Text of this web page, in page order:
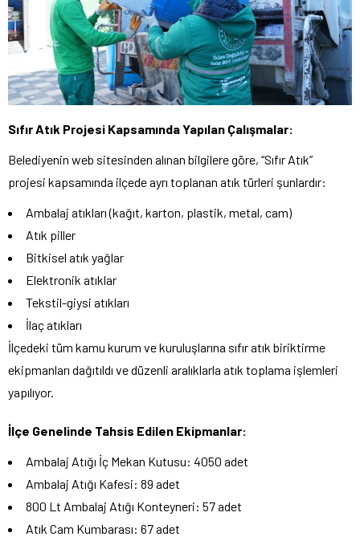
Sıfır Atık Projesi Kapsamında Yapılan Çalışmalar:
Belediyenin web sitesinden alınan bilgilere göre, “Sıfır Atık”
projesi kapsamında ilçede ayrı toplanan atık türleri şunlardır:
Ambalaj atıkları (kağıt, karton, plastik, metal, cam)
Atık piller
Bitkisel atık yağlar
Elektronik atıklar
Tekstil-giysi atıkları
İlaç atıkları
İlçedeki tüm kamu kurum ve kuruluşlarına sıfır atık biriktirme
ekipmanları dağıtıldı ve düzenli aralıklarla atık toplama işlemleri
yapılıyor.
İlçe Genelinde Tahsis Edilen Ekipmanlar:
Ambalaj Atığı İç Mekan Kutusu: 4050 adet
Ambalaj Atığı Kafesi: 89 adet
800 Lt Ambalaj Atığı Konteyneri: 57 adet
Atık Cam Kumbarası: 67 adet